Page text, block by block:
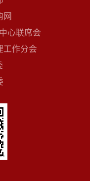
网
心联席会
工作分会